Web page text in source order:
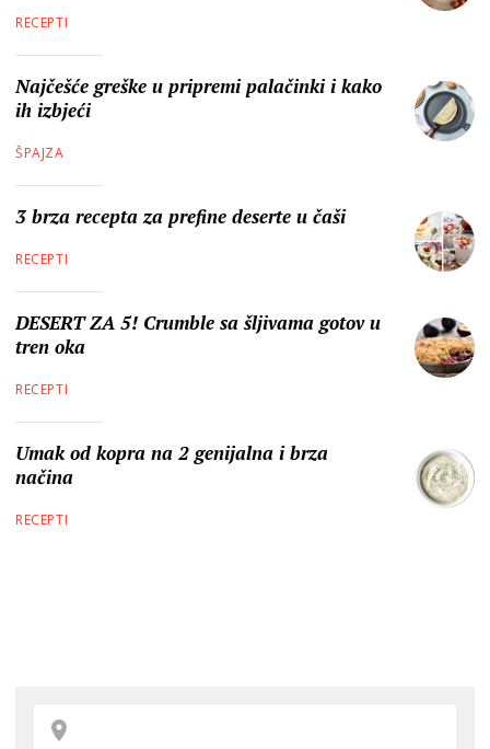
RECEPTI
Najčešće greške u pripremi palačinki i kako
ih izbjeći
ŠPAJZA
3 brza recepta za prefine deserte u čaši
RECEPTI
DESERT ZA 5! Crumble sa šljivama gotov u
tren oka
RECEPTI
Umak od kopra na 2 genijalna i brza
načina
RECEPTI